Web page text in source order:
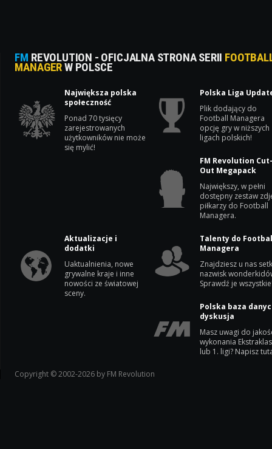
FM REVOLUTION - OFICJALNA STRONA SERII
MANAGERW POLSCE
Największa polska
społeczność
Ponad 70 tysięcy
zarejestrowanych
użytkowników nie może
się mylić!
Polska Liga
Plik dodający do
Football Managera
opcję gry w niższych
ligach polskich!
FM Revolution
Out Megapack
Największy, w pełni
dostępny zestaw
piłkarzy do Football
Managera.
Aktualizacje i
dodatki
Uaktualnienia, nowe
grywalne kraje i inne
nowości ze światowej
sceny.
Talenty do
Managera
Znajdziesz u nas
nazwisk
Sprawdź je
Polska baza
dyskusja
Masz uwagi do
wykonania
lub 1. ligi? Napisz
Copyright © 2002-2026 by FM Revolution